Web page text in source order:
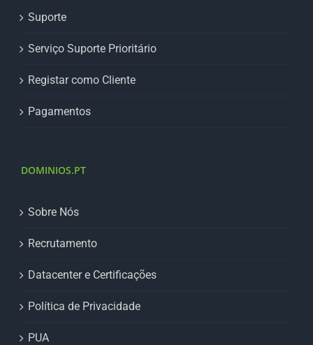
Suporte
Serviço Suporte Prioritário
Registar como Cliente
Pagamentos
DOMINIOS.PT
Sobre Nós
Recrutamento
Datacenter e Certificações
Política de Privacidade
PUA